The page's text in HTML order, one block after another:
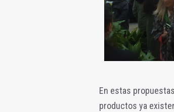
En estas
productos ya